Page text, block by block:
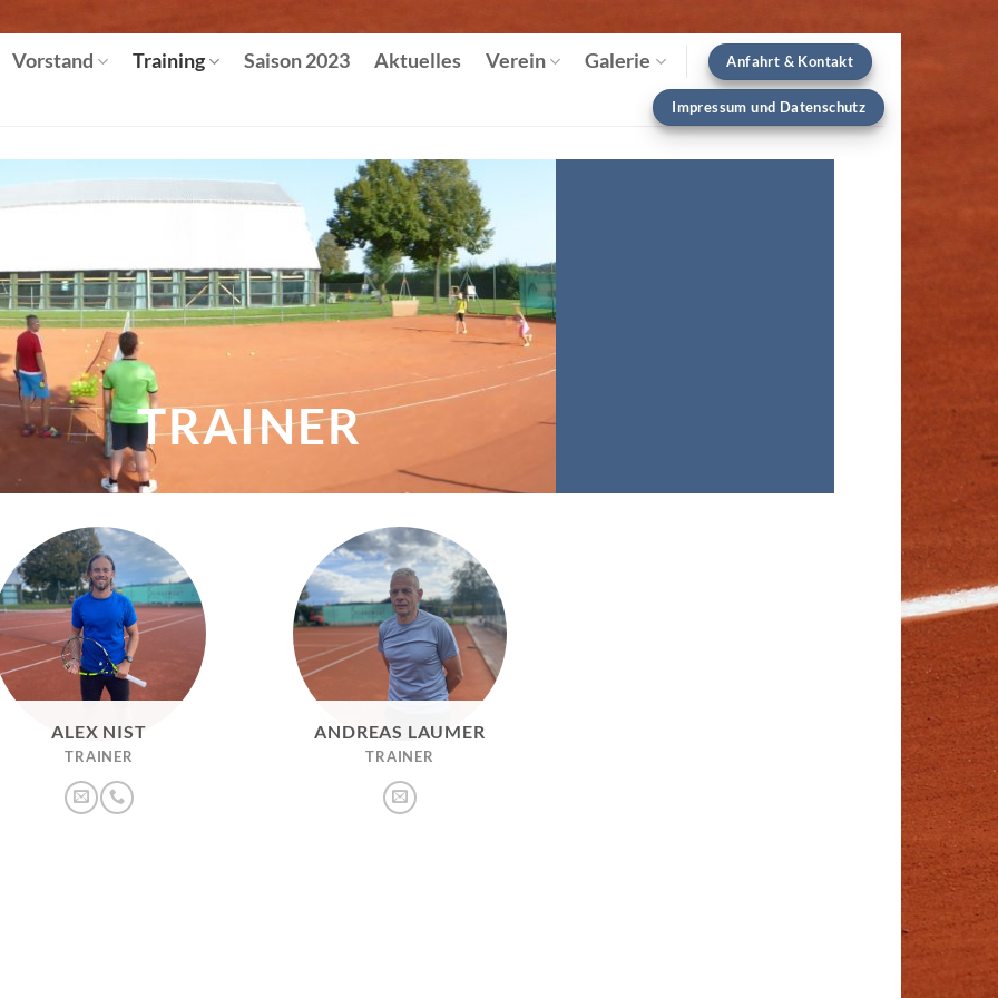
Vorstand Training Saison 2023 Aktuelles Verein Galerie Anfahrt & Kontakt
Impressum und Datenschutz
TRAINER
ALEX NIST
TRAINER
ANDREAS LAUMER
TRAINER